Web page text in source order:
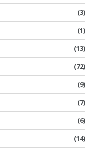
(3)
(1)
(13)
(72)
(9)
(7)
(6)
(14)